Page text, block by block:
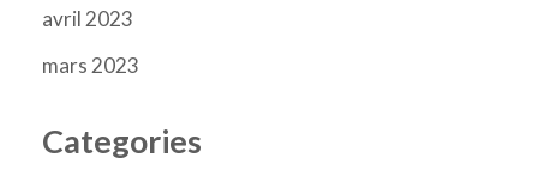
avril 2023
mars 2023
Categories